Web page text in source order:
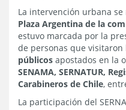
La intervención urbana
Plaza Argentina de la
estuvo marcada por la
de personas que visitaron
públicos apostados en la
SENAMA, SERNATUR,
Carabineros de Chile,
La participación del